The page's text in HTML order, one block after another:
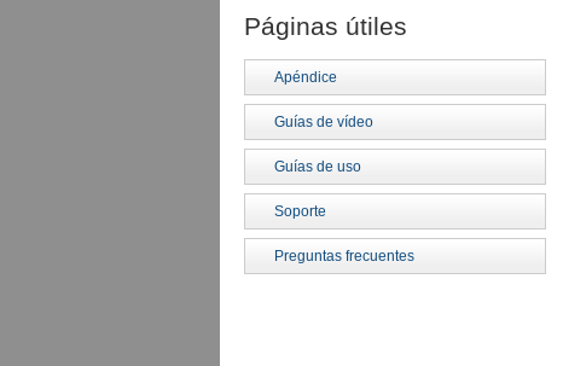
Páginas útiles
Apéndice
Guías de vídeo
Guías de uso
Soporte
Preguntas frecuentes